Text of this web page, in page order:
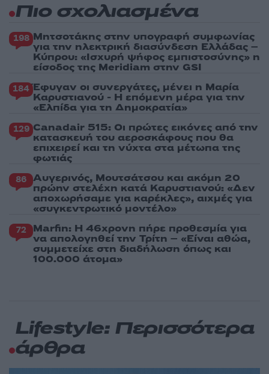
Πιο σχολιασμένα
198 Μητσοτάκης στην υπογραφή συμφωνίας
για την ηλεκτρική διασύνδεση Ελλάδας –
Κύπρου: «Ισχυρή ψήφος εμπιστοσύνης» η
είσοδος της Meridiam στην GSI
184 Έφυγαν οι συνεργάτες, μένει η Μαρία
Καρυστιανού - Η επόμενη μέρα για την
«Ελπίδα για τη Δημοκρατία»
129 Canadair 515: Οι πρώτες εικόνες από την
κατασκευή του αεροσκάφους που θα
επιχειρεί και τη νύχτα στα μέτωπα της
φωτιάς
86 Αυγερινός, Μουτσάτσου και ακόμη 20
πρώην στελέχη κατά Καρυστιανού: «Δεν
αποχωρήσαμε για καρέκλες», αιχμές για
«συγκεντρωτικό μοντέλο»
72 Marfin: Η 46χρονη πήρε προθεσμία για
να απολογηθεί την Τρίτη – «Είναι αθώα,
συμμετείχε στη διαδήλωση όπως και
100.000 άτομα»
Lifestyle: Περισσότερα
άρθρα